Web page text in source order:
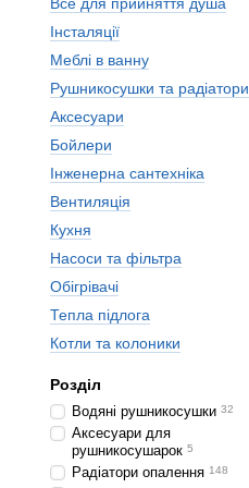
Інсталяції
Меблі в ванну
Рушникосушки та радіатори
Аксесуари
Бойлери
Інженерна сантехніка
Вентиляція
Кухня
Насоси та фільтра
Обігрівачі
Тепла підлога
Котли та колоники
Розділ
Водяні рушникосушки 32
Аксесуари для
рушникосушарок 5
Радіатори опалення 148